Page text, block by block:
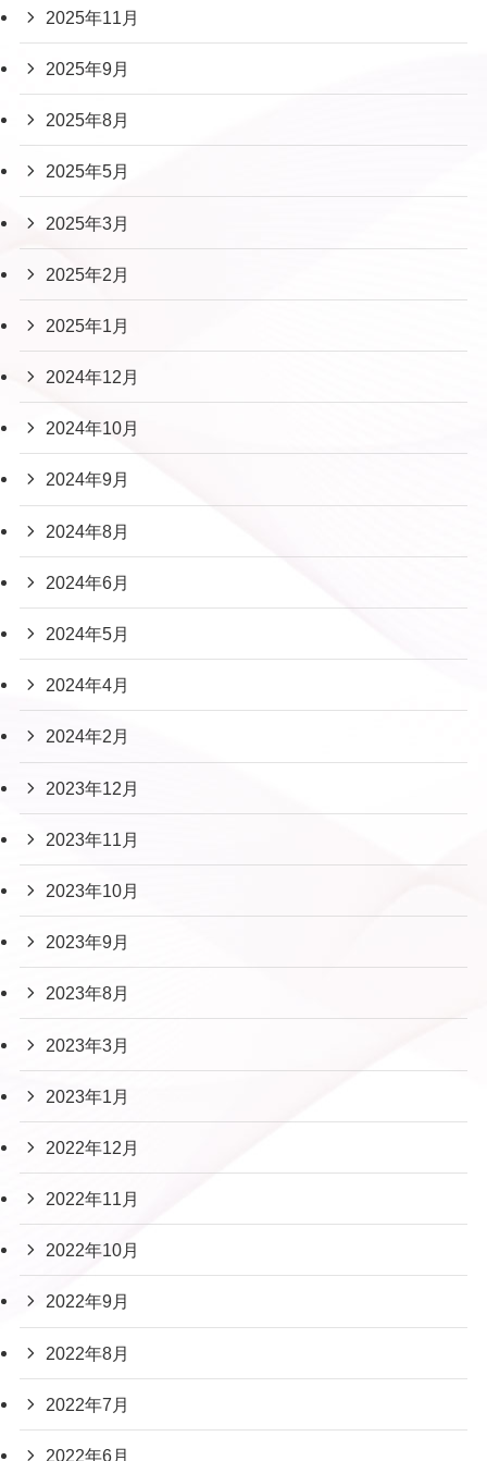
2025年11月
2025年9月
2025年8月
2025年5月
2025年3月
2025年2月
2025年1月
2024年12月
2024年10月
2024年9月
2024年8月
2024年6月
2024年5月
2024年4月
2024年2月
2023年12月
2023年11月
2023年10月
2023年9月
2023年8月
2023年3月
2023年1月
2022年12月
2022年11月
2022年10月
2022年9月
2022年8月
2022年7月
2022年6月